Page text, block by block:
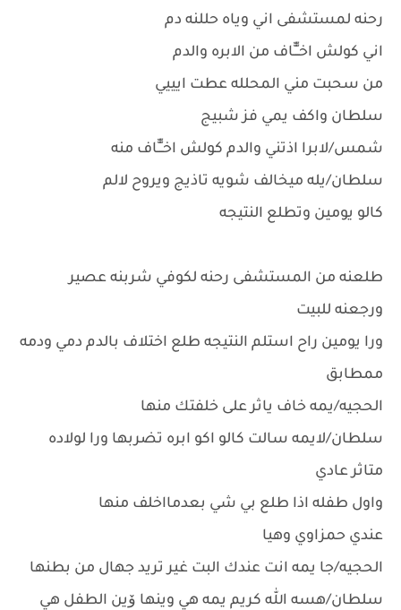
رحنه لمستشفى اني وياه حللنه دم
اني كولش اخــّّـّّاف من الابره والدم
من سحبت مني المحلله عطت ايييي
سلطان واكف يمي فز شبيج
شمس/لابرا اذتني والدم كولش اخــّّـّّاف منه
سلطان/يله ميخالف شويه تاذيج ويروح لالم
كالو يومين وتطلع النتيجه
طلعنه من المستشفى رحنه لكوفي شربنه عصير
ورجعنه للبيت
ورا يومين راح استلم النتيجه طلع اختلاف بالدم دمي ودمه
ممطابق
الحجيه/يمه خاف ياثر على خلفتك منها
سلطان/لايمه سالت كالو اكو ابره تضربها ورا لولاده
متاثر عادي
واول طفله اذا طلع بي شي بعدمااخلف منها
عندي حمزاوي وهيا
الحجيه/جا يمه انت عندك البت غير تريد جهال من بطنها
سلطان/هسه الله كريم يمه هي وينها ﯙين الطفل هي